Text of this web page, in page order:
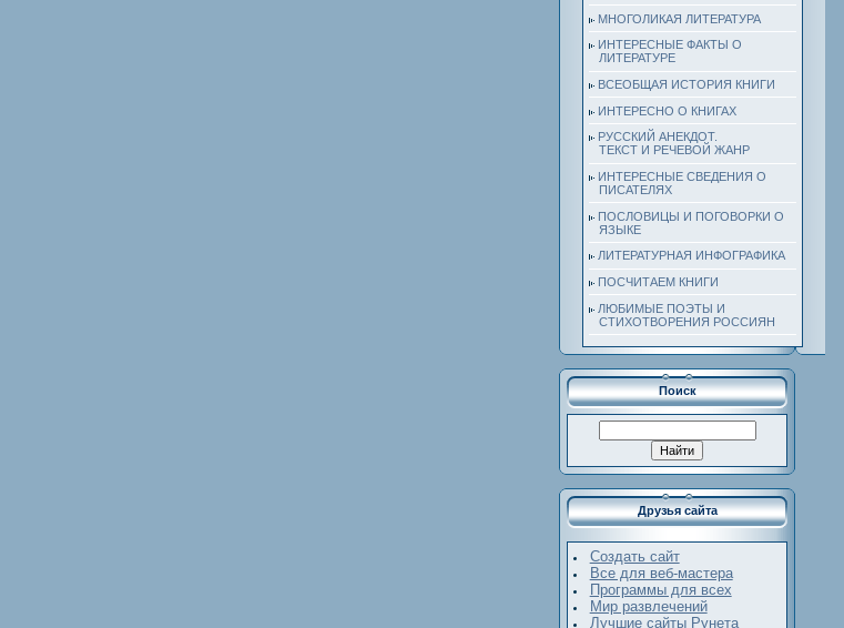
МНОГОЛИКАЯ ЛИТЕРАТУРА
ИНТЕРЕСНЫЕ ФАКТЫ О
ЛИТЕРАТУРЕ
ВСЕОБЩАЯ ИСТОРИЯ КНИГИ
ИНТЕРЕСНО О КНИГАХ
РУССКИЙ АНЕКДОТ.
ТЕКСТ И РЕЧЕВОЙ ЖАНР
ИНТЕРЕСНЫЕ СВЕДЕНИЯ О
ПИСАТЕЛЯХ
ПОСЛОВИЦЫ И ПОГОВОРКИ О
ЯЗЫКЕ
ЛИТЕРАТУРНАЯ ИНФОГРАФИКА
ПОСЧИТАЕМ КНИГИ
ЛЮБИМЫЕ ПОЭТЫ И
СТИХОТВОРЕНИЯ РОССИЯН
Поиск
Друзья сайта
Создать сайт
Все для веб-мастера
Программы для всех
Мир развлечений
Лучшие сайты Рунета